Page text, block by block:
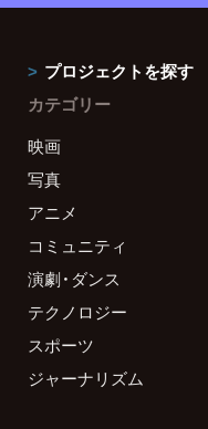
プロジェクトを探す
カテゴリー
映画
写真
アニメ
コミュニティ
演劇・ダンス
テクノロジー
スポーツ
ジャーナリズム